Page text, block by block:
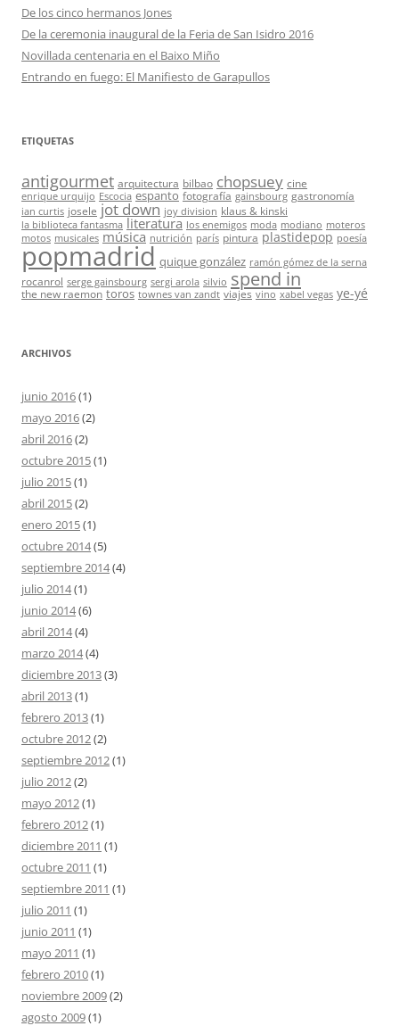
De los cinco hermanos Jones
De la ceremonia inaugural de la Feria de San Isidro 2016
Novillada centenaria en el Baixo Miño
Entrando en fuego: El Manifiesto de Garapullos
ETIQUETAS
antigourmet arquitectura bilbao chopsuey cine
enrique urquijo Escocia espanto fotografía gainsbourg gastronomía
ian curtis josele jot down joy division klaus & kinski
la biblioteca fantasma literatura los enemigos moda modiano moteros
motos musicales música nutrición parís pintura plastidepop poesía
popmadrid quique gonzález ramón gómez de la serna
rocanrol serge gainsbourg sergi arola silvio spend in
the new raemon toros townes van zandt viajes vino xabel vegas ye-yé
ARCHIVOS
junio 2016(1)
mayo 2016(2)
abril 2016(2)
octubre 2015(1)
julio 2015(1)
abril 2015(2)
enero 2015(1)
octubre 2014(5)
septiembre 2014(4)
julio 2014(1)
junio 2014(6)
abril 2014(4)
marzo 2014(4)
diciembre 2013(3)
abril 2013(1)
febrero 2013(1)
octubre 2012(2)
septiembre 2012(1)
julio 2012(2)
mayo 2012(1)
febrero 2012(1)
diciembre 2011 (1)
octubre 2011 (1)
septiembre 2011 (1)
julio 2011 (1)
junio 2011 (1)
mayo 2011 (1)
febrero 2010(1)
noviembre 2009(2)
agosto 2009(1)